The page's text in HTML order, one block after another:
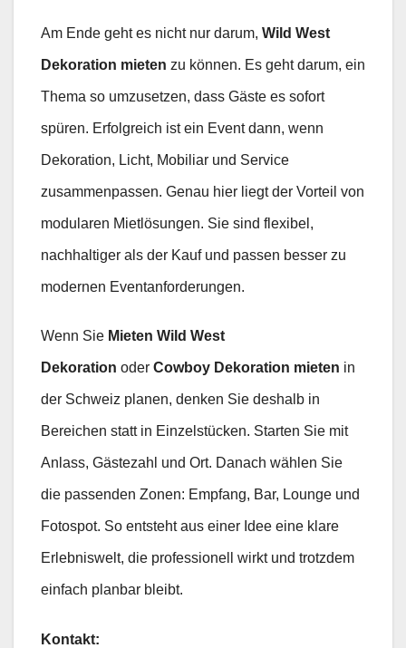
Am Ende geht es nicht nur darum, Wild West
Dekoration mieten zu können. Es geht darum, ein
Thema so umzusetzen, dass Gäste es sofort
spüren. Erfolgreich ist ein Event dann, wenn
Dekoration, Licht, Mobiliar und Service
zusammenpassen. Genau hier liegt der Vorteil von
modularen Mietlösungen. Sie sind flexibel,
nachhaltiger als der Kauf und passen besser zu
modernen Eventanforderungen.
Wenn Sie Mieten Wild West
Dekoration oder Cowboy Dekoration mieten in
der Schweiz planen, denken Sie deshalb in
Bereichen statt in Einzelstücken. Starten Sie mit
Anlass, Gästezahl und Ort. Danach wählen Sie
die passenden Zonen: Empfang, Bar, Lounge und
Fotospot. So entsteht aus einer Idee eine klare
Erlebniswelt, die professionell wirkt und trotzdem
einfach planbar bleibt.
Kontakt: